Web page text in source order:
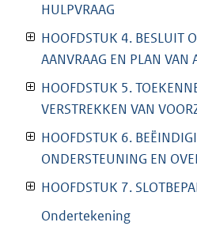
HULPVRAAG
HOOFDSTUK 4. BESLUIT
AANVRAAG EN PLAN VAN
HOOFDSTUK 5.
VERSTREKKEN VAN
HOOFDSTUK 6.
ONDERSTEUNING EN
HOOFDSTUK 7.
Ondertekening